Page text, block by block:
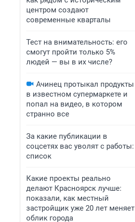
центром создают
современные кварталы
Тест на внимательность: его
смогут пройти только 5%
людей — вы в их числе?
Ачинец протыкал продукты
в известном супермаркете и
попал на видео, в котором
странно все
За какие публикации в
соцсетях вас уволят с работы:
список
Какие проекты реально
делают Красноярск лучше:
показали, как местный
застройщик уже 20 лет меняет
облик города